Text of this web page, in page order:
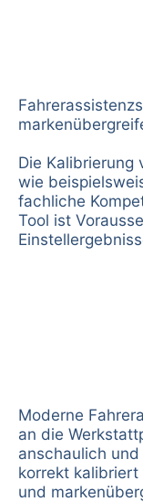
Die Kalibrierung
wie
fachliche
Tool ist
Moderne
an die
anschaulich
korrekt
und